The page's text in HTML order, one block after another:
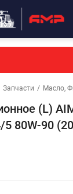
Запчасти / Масло,
(L)
5 80W-90